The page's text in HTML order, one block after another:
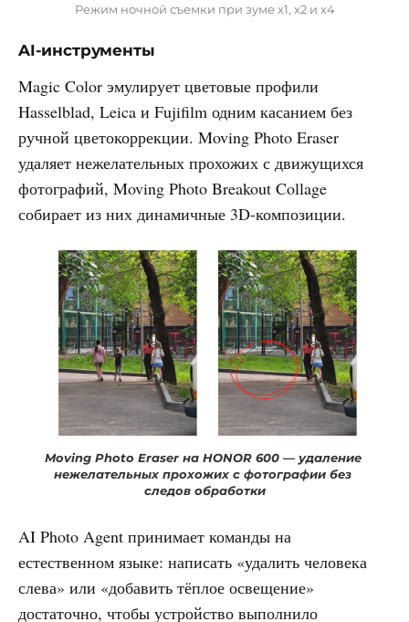
Режим ночной съемки при зуме х1, х2 и х4
AI-инструменты
Magic Color эмулирует цветовые профили
Hasselblad, Leica и Fujifilm одним касанием без
ручной цветокоррекции. Moving Photo Eraser
удаляет нежелательных прохожих с движущихся
фотографий, Moving Photo Breakout Collage
собирает из них динамичные 3D-композиции.
Moving Photo Eraser на HONOR 600 — удаление
нежелательных прохожих с фотографии без
следов обработки
AI Photo Agent принимает команды на
естественном языке: написать «удалить человека
слева» или «добавить тёплое освещение»
достаточно, чтобы устройство выполнило